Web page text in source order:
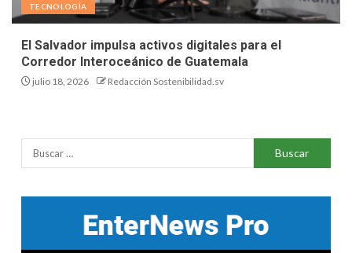
TECNOLOGÍA
El Salvador impulsa activos digitales para el
Corredor Interoceánico de Guatemala
julio 18, 2026 Redacción Sostenibilidad.sv